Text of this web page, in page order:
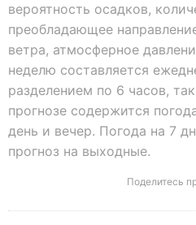
вероятность осадков,
преобладающее
ветра, атмосферное
неделю составляется
разделением по 6 часов,
прогнозе содержится
день и вечер. Погода на 7
прогноз на выходные.
Поделитесь